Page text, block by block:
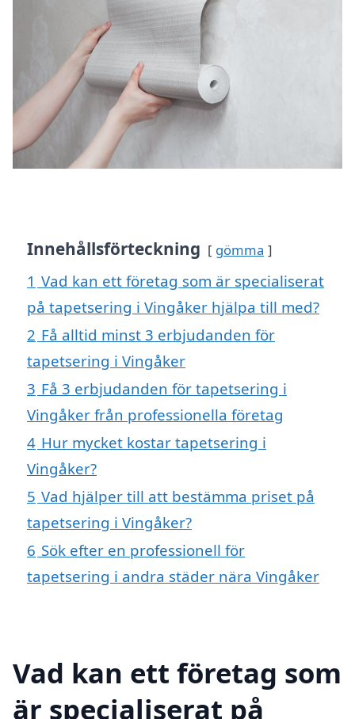
Innehållsförteckning gömma
1 Vad kan ett företag som är specialiserat
på tapetsering i Vingåker hjälpa till med?
2 Få alltid minst 3 erbjudanden för
tapetsering i Vingåker
3 Få 3 erbjudanden för tapetsering i
Vingåker från professionella företag
4 Hur mycket kostar tapetsering i
Vingåker?
5 Vad hjälper till att bestämma priset på
tapetsering i Vingåker?
6 Sök efter en professionell för
tapetsering i andra städer nära Vingåker
Vad kan ett företag som
är specialiserat på